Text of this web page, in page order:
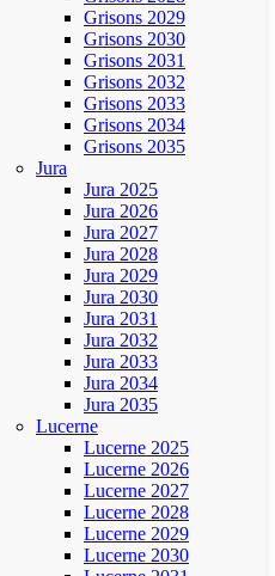
Grisons 2029
Grisons 2030
Grisons 2031
Grisons 2032
Grisons 2033
Grisons 2034
Grisons 2035
Jura
Jura 2025
Jura 2026
Jura 2027
Jura 2028
Jura 2029
Jura 2030
Jura 2031
Jura 2032
Jura 2033
Jura 2034
Jura 2035
Lucerne
Lucerne 2025
Lucerne 2026
Lucerne 2027
Lucerne 2028
Lucerne 2029
Lucerne 2030